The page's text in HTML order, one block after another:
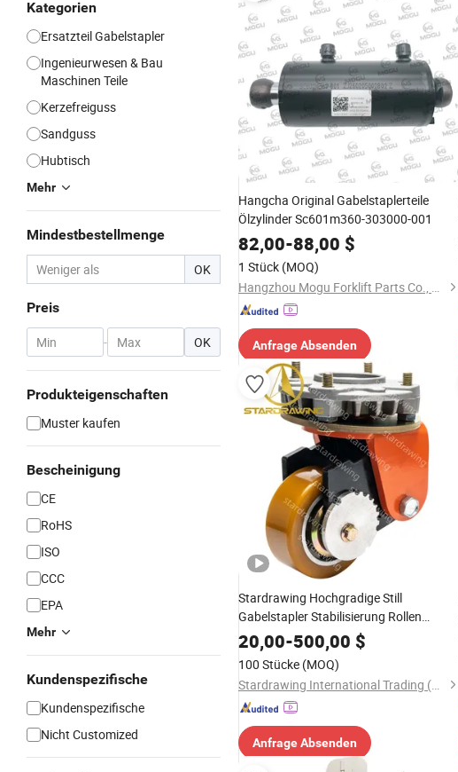
Kategorien
Ersatzteil Gabelstapler
Ingenieurwesen & Bau
Maschinen Teile
Kerzefreiguss
Sandguss
Hubtisch
Mehr
Mindestbestellmenge
OK
Preis
- OK
Produkteigenschaften
Muster kaufen
Bescheinigung
CE
RoHS
ISO
CCC
EPA
Mehr
Kundenspezifische
Kundenspezifische
Nicht Customized
Hangcha Original Gabelstaplerteile
Ölzylinder Sc601m360-303000-001
82,00-88,00 $
1 Stück (MOQ)
Hangzhou Mogu Forklift Parts Co., Ltd.
Anfrage Absenden
Stardrawing Hochgradige Still
Gabelstapler Stabilisierung Rollen
Palettenwagen Teile Option
20,00-500,00 $
100 Stücke (MOQ)
Stardrawing International Trading (Shanghai) Co., Ltd.
Anfrage Absenden